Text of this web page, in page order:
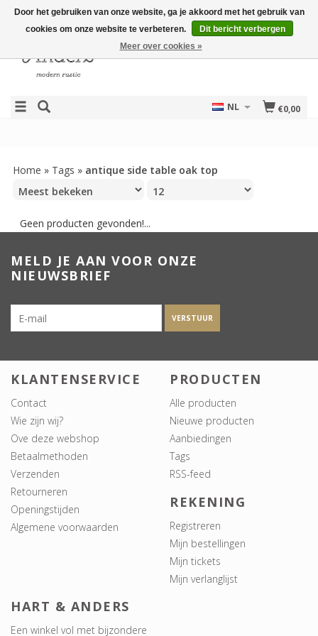
€0,00
NL
Home » Tags » antique side table oak top
Geen producten gevonden!...
MELD JE AAN VOOR ONZE
NIEUWSBRIEF
VERSTUUR
KLANTENSERVICE
Contact
Wie zijn wij?
Ove deze webshop
Betaalmethoden
Verzenden
Retourneren
Openingstijden
Algemene voorwaarden
PRODUCTEN
Alle producten
Nieuwe producten
Aanbiedingen
Tags
RSS-feed
REKENING
Registreren
Mijn bestellingen
Mijn tickets
Mijn verlanglijst
HART & ANDERS
Een winkel vol met bijzondere
Door het gebruiken van onze website, ga je akkoord met het gebruik van
cookies om onze website te verbeteren.
Dit bericht verbergen
Meer over cookies »